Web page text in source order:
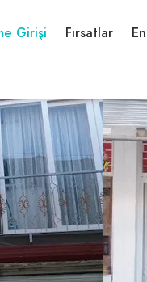
Girişi Fırsatlar